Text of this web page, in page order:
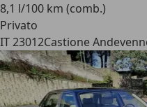
8,1 l/100 km (comb.)
Privato
IT 23012Castione